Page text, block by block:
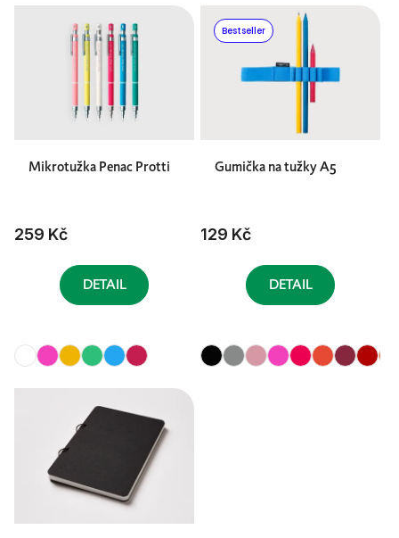
Mikrotužka Penac Protti
259 Kč
DETAIL
Bestseller
Gumička na tužky A5
129 Kč
DETAIL